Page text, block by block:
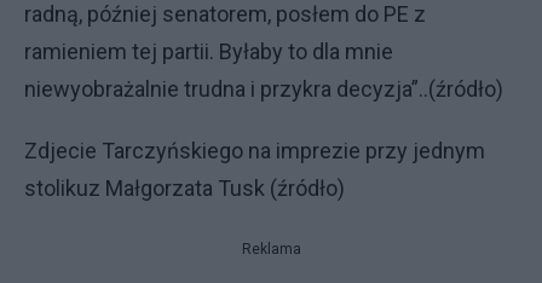
radną, później senatorem, posłem do PE z
ramieniem tej partii. Byłaby to dla mnie
niewyobrażalnie trudna i przykra decyzja”..(źródło)
Zdjecie Tarczyńskiego na imprezie przy jednym
stolikuz Małgorzata Tusk (źródło)
Reklama